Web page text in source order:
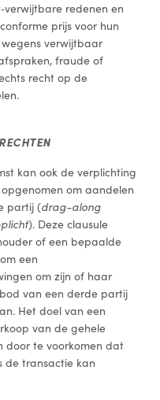
redenen en
prijs voor hun
verwijtbaar
fraude of
recht op de
kan ook de verplichting
om aandelen
partij (drag-along
). Deze clausule
of een bepaalde
een
om zijn of haar
van een derde partij
Het doel van een
van de gehele
door te voorkomen dat
de transactie kan